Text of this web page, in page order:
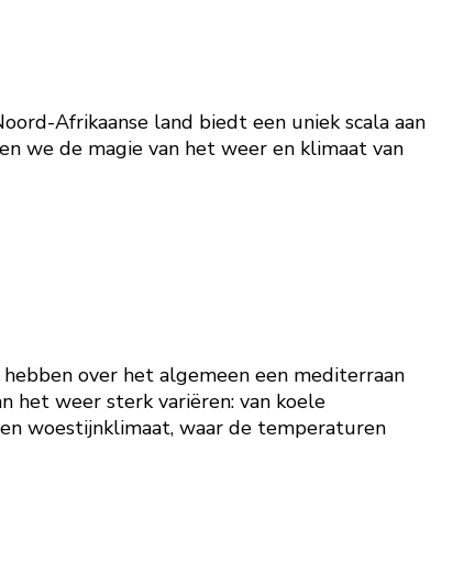
Afrikaanse land biedt een uniek scala aan
we de magie van het weer en klimaat van
over het algemeen een mediterraan
het weer sterk variëren: van koele
woestijnklimaat, waar de temperaturen